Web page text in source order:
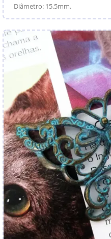
Diâmetro: 15.5mm.